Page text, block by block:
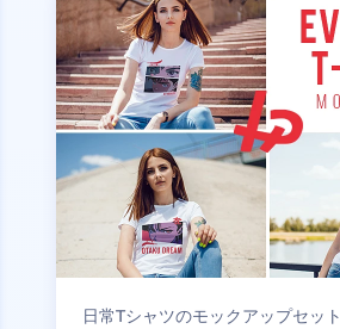
日常Tシャツのモックアップセット